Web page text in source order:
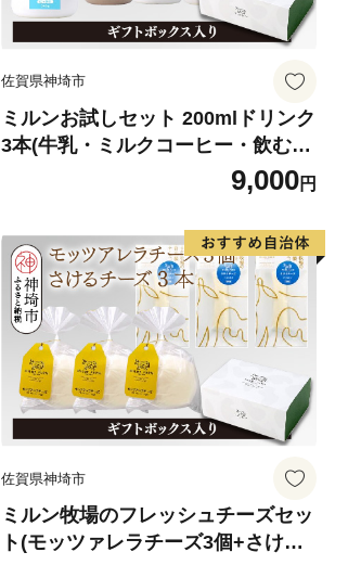
佐賀県神埼市
ミルンお試しセット 200mlドリンク
3本(牛乳・ミルクコーヒー・飲むヨ
ーグルト各1本ずつ)+食べるヨーグ
ルト260g+モッツァレラチーズ1個
+さけるチーズ1本【ギフトボックス
入り ミルン牧場 無添加】(H10214
2)
9,000円
佐賀県神埼市
ミルン牧場のフレッシュチーズセッ
ト(モッツァレラチーズ3個+さける